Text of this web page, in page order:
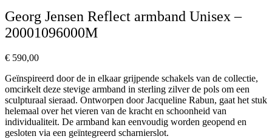
Georg Jensen Reflect armband Unisex –
20001096000M
€ 590,00
Geïnspireerd door de in elkaar grijpende schakels van de collectie,
omcirkelt deze stevige armband in sterling zilver de pols om een
sculpturaal sieraad. Ontworpen door Jacqueline Rabun, gaat het stuk
helemaal over het vieren van de kracht en schoonheid van
individualiteit. De armband kan eenvoudig worden geopend en
gesloten via een geïntegreerd scharnierslot.